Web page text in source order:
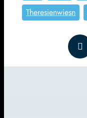
Theresienwiesn